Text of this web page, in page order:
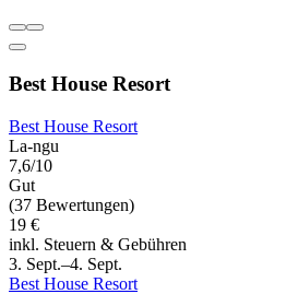
Best House Resort
Best House Resort
La-ngu
7,6/10
Gut
(37 Bewertungen)
19 €
inkl. Steuern & Gebühren
3. Sept.–4. Sept.
Best House Resort